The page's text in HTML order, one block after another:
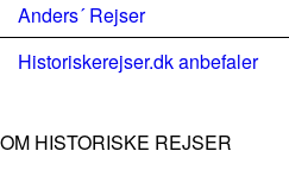
Anders´ Rejser
Historiskerejser.dk anbefaler
OM HISTORISKE REJSER